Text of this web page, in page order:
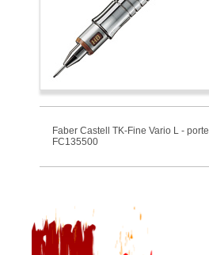
Faber Castell TK-Fine Vario L -
FC135500